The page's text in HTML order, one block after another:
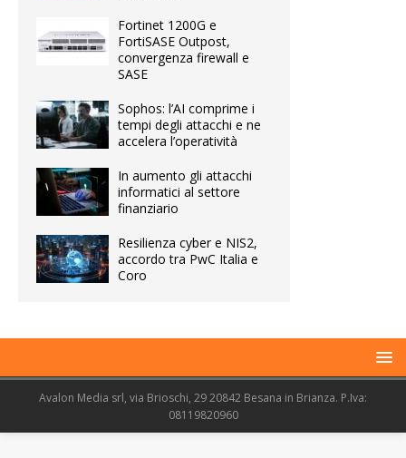
Fortinet 1200G e
FortiSASE Outpost,
convergenza firewall e
SASE
Sophos: l’AI comprime i
tempi degli attacchi e ne
accelera l’operatività
In aumento gli attacchi
informatici al settore
finanziario
Resilienza cyber e NIS2,
accordo tra PwC Italia e
Coro
Avalon Media srl, via Brioschi, 29 20842 Besana in Brianza. P.Iva:
08119820960